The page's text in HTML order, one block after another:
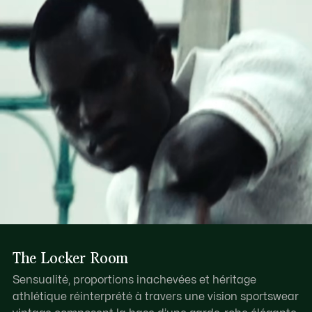
Fermeture du compartiment principal zippée avec tirette
en cuir
Une poche intérieure zippée, une poche intérieure
plaquée
Crocodile ton sur ton embossé à l'avant
The Locker Room
Sensualité, proportions inachevées et héritage
athlétique réinterprété à travers une vision sportswear